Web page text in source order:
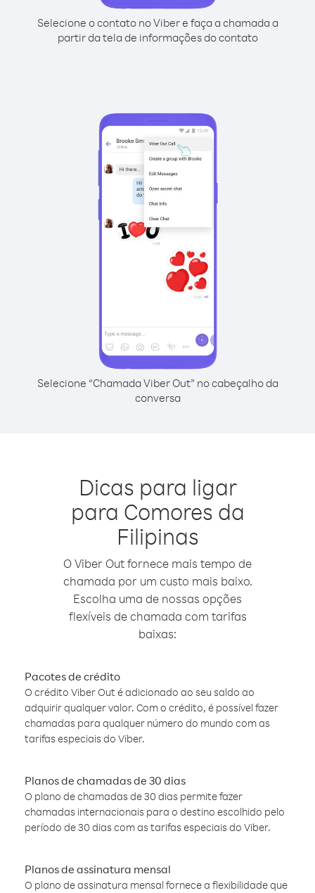
Selecione o contato no Viber e faça a chamada a
partir da tela de informações do contato
Selecione “Chamada Viber Out” no cabeçalho da
conversa
Dicas para ligar
para Comores da
Filipinas
O Viber Out fornece mais tempo de
chamada por um custo mais baixo.
Escolha uma de nossas opções
flexíveis de chamada com tarifas
baixas:
Pacotes de crédito
O crédito Viber Out é adicionado ao seu saldo ao
adquirir qualquer valor. Com o crédito, é possível fazer
chamadas para qualquer número do mundo com as
tarifas especiais do Viber.
Planos de chamadas de 30 dias
O plano de chamadas de 30 dias permite fazer
chamadas internacionais para o destino escolhido pelo
período de 30 dias com as tarifas especiais do Viber.
Planos de assinatura mensal
O plano de assinatura mensal fornece a flexibilidade que